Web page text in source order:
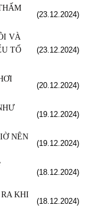
(23.12.2024)
VÀ
TỐ
(23.12.2024)
(20.12.2024)
(19.12.2024)
NÊN
(19.12.2024)
(18.12.2024)
KHI
(18.12.2024)